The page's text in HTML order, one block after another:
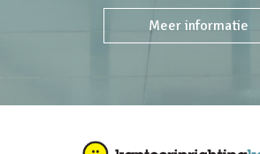
Meer informatie